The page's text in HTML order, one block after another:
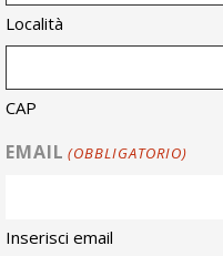
Località
CAP
EMAIL (OBBLIGATORIO)
Inserisci email